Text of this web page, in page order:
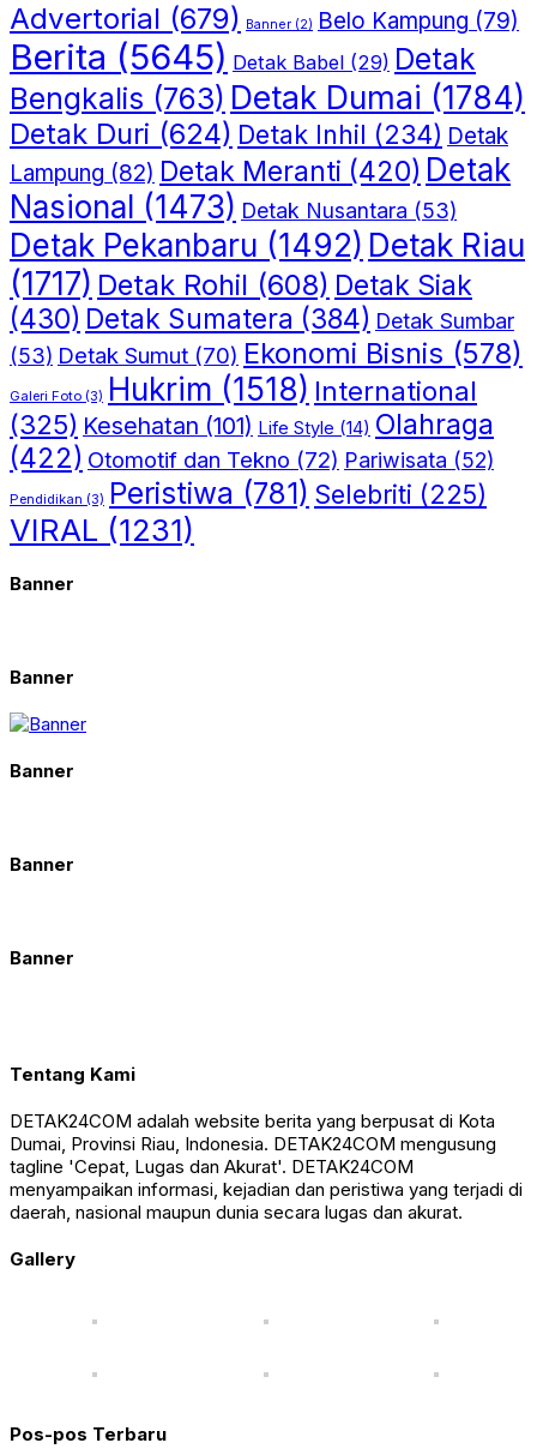
Advertorial (679) Banner (2) Belo Kampung (79)
Berita (5645) Detak Babel (29) Detak
Bengkalis (763) Detak Dumai (1784)
Detak Duri (624) Detak Inhil (234) Detak
Lampung (82) Detak Meranti (420) Detak
Nasional (1473) Detak Nusantara (53)
Detak Pekanbaru (1492) Detak Riau
(1717) Detak Rohil (608) Detak Siak
(430) Detak Sumatera (384) Detak Sumbar
(53) Detak Sumut (70) Ekonomi Bisnis (578)
Galeri Foto (3) Hukrim (1518) International
(325) Kesehatan (101) Life Style (14) Olahraga
(422) Otomotif dan Tekno (72) Pariwisata (52)
Pendidikan (3) Peristiwa (781) Selebriti (225)
VIRAL (1231)
Banner
Banner
Banner
Banner
Banner
Tentang Kami
DETAK24COM adalah website berita yang berpusat di Kota
Dumai, Provinsi Riau, Indonesia. DETAK24COM mengusung
tagline 'Cepat, Lugas dan Akurat'. DETAK24COM
menyampaikan informasi, kejadian dan peristiwa yang terjadi di
daerah, nasional maupun dunia secara lugas dan akurat.
Gallery
Pos-pos Terbaru